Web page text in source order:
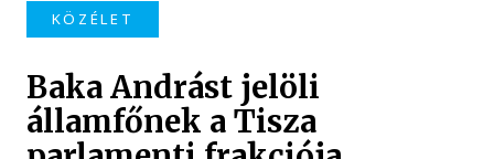
KÖZÉLET
Baka Andrást jelöli
államfőnek a Tisza